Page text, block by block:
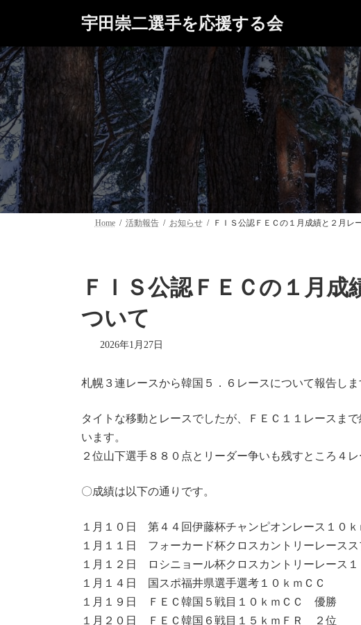
ン
ツ
へ
ス
キ
ッ
プ
ー
シ
ョ
ン
に
移
動
宇田崇二選手を応援する会
Home 活動報告 お知らせ ＦＩＳ公認ＦＥＣの１月成績と２月レ
ＦＩＳ公認ＦＥＣの１月
ついて
2026年1月27日
札幌３連レースから韓国５．６レースについて報告しま
タイトな移動とレースでしたが、ＦＥＣ１１レースま
います。
２位山下選手８８０点とリーダー争いも残すところ４
〇成績は以下の通りです。
１月１０日 第４４回伊藤杯チャンピオンレース１０
１月１１日 フォーカード杯クロスカントリーレース
１月１２日 ロシニョール杯クロスカントリーレース
１月１４日 国スポ福井県選手選考１０ｋｍＣＣ
１月１９日 ＦＥＣ韓国５戦目１０ｋｍＣＣ 優勝
１月２０日 ＦＥＣ韓国６戦目１５ｋｍＦＲ ２位